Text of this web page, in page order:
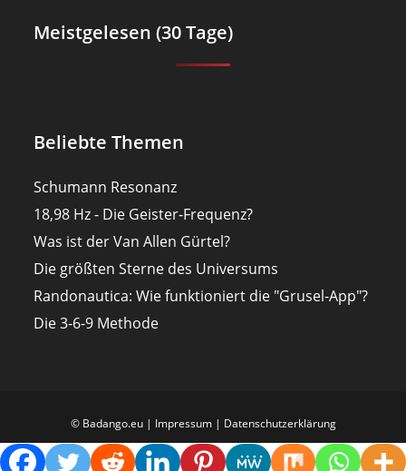
Meistgelesen (30 Tage)
Beliebte Themen
Schumann Resonanz
18,98 Hz - Die Geister-Frequenz?
Was ist der Van Allen Gürtel?
Die größten Sterne des Universums
Randonautica: Wie funktioniert die "Grusel-App"?
Die 3-6-9 Methode
© Badango.eu | Impressum| Datenschutzerklärung